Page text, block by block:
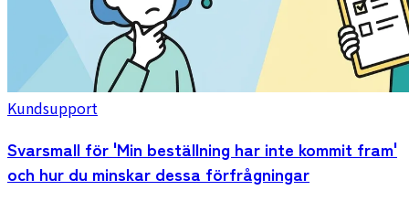
Kundsupport
Svarsmall för 'Min beställning har inte kommit fram'
och hur du minskar dessa förfrågningar